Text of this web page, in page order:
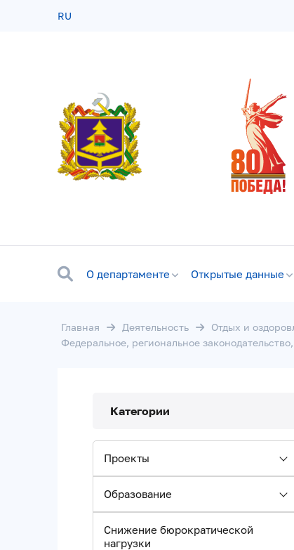
RU
О департаменте Открытые данные
Главная Деятельность Отдых и
Федеральное, региональное
Категории
Проекты
Образование
Снижение бюрократической
нагрузки